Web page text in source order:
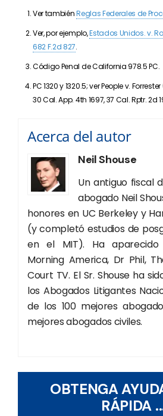
Ver tambiénReglas Federales de
Ver, por ejemplo,Estados Unidos. v.
682 F.2d 827.
Código Penal de California 978.5 PC.
PC 1320 y 1320.5; verPeople v.
30 Cal. App. 4th 1697, 37 Cal. Rptr. 2d
Acerca del autor
Neil Shouse
Un antiguo fiscal
abogado Neil
honores en UC Berkeley y
(y completó estudios de
en el MIT). Ha aparecido
Morning America, Dr Phil,
Court TV. El Sr. Shouse ha
los Abogados Litigantes
de los 100 mejores
mejores abogados civiles.
OBTENGA
RÁPIDA